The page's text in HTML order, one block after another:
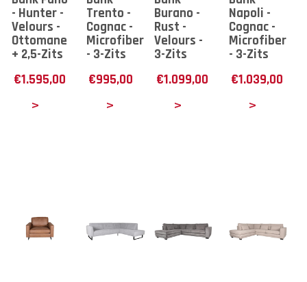
- Hunter -
Velours -
Ottomane
+ 2,5-Zits
€1.595,00
Trento -
Cognac -
Microfiber
- 3-Zits
€995,00
Burano -
Rust -
Velours -
3-Zits
€1.099,00
Napoli -
Cognac -
Microfiber
- 3-Zits
€1.039,00